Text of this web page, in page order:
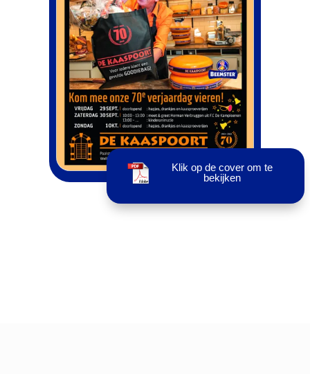
Klik op de cover om te
bekijken